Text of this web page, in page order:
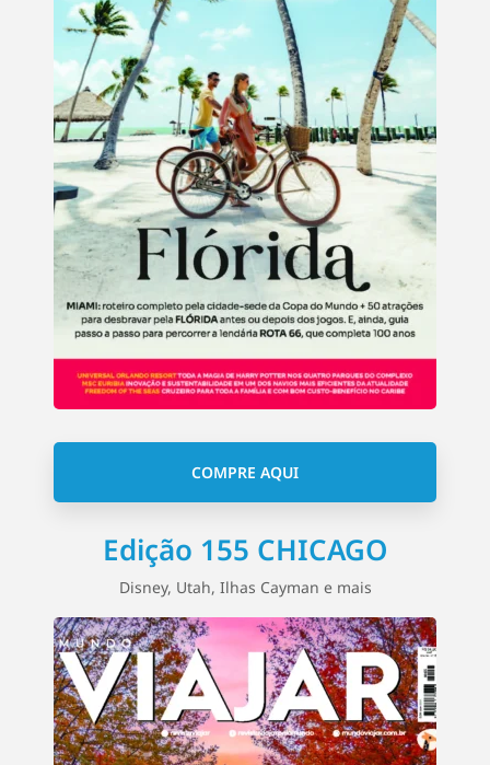
COMPRE AQUI
Edição 155 CHICAGO
Disney, Utah, Ilhas Cayman e mais